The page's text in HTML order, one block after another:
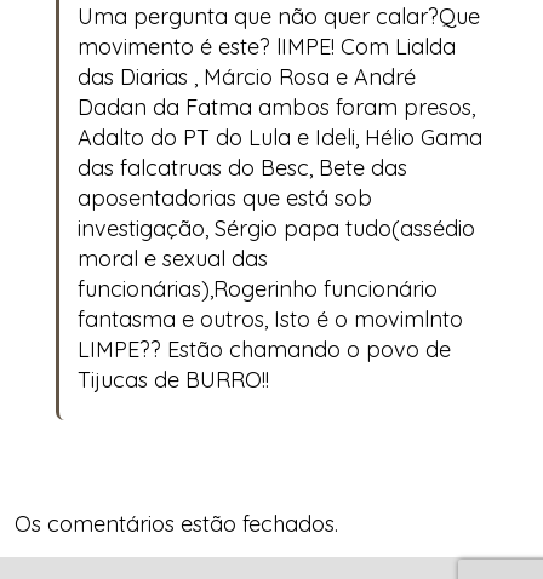
Uma pergunta que não quer calar?Que
movimento é este? lIMPE! Com Lialda
das Diarias , Márcio Rosa e André
Dadan da Fatma ambos foram presos,
Adalto do PT do Lula e Ideli, Hélio Gama
das falcatruas do Besc, Bete das
aposentadorias que está sob
investigação, Sérgio papa tudo(assédio
moral e sexual das
funcionárias),Rogerinho funcionário
fantasma e outros, Isto é o movimlnto
LIMPE?? Estão chamando o povo de
Tijucas de BURRO!!
Os comentários estão fechados.